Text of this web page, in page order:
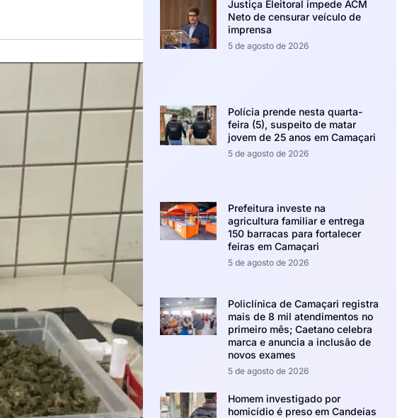
Justiça Eleitoral impede ACM
Neto de censurar veículo de
imprensa
5 de agosto de 2026
Polícia prende nesta quarta-
feira (5), suspeito de matar
jovem de 25 anos em Camaçari
5 de agosto de 2026
Prefeitura investe na
agricultura familiar e entrega
150 barracas para fortalecer
feiras em Camaçari
5 de agosto de 2026
Policlínica de Camaçari registra
mais de 8 mil atendimentos no
primeiro mês; Caetano celebra
marca e anuncia a inclusão de
novos exames
5 de agosto de 2026
Homem investigado por
homicídio é preso em Candeias